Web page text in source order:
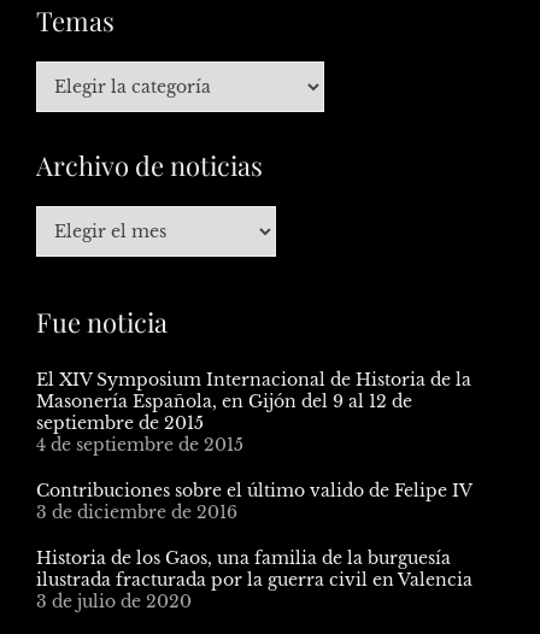
Temas
Archivo de noticias
Fue noticia
El XIV Symposium Internacional de Historia de la
Masonería Española, en Gijón del 9 al 12 de
septiembre de 2015
4 de septiembre de 2015
Contribuciones sobre el último valido de Felipe IV
3 de diciembre de 2016
Historia de los Gaos, una familia de la burguesía
ilustrada fracturada por la guerra civil en Valencia
3 de julio de 2020